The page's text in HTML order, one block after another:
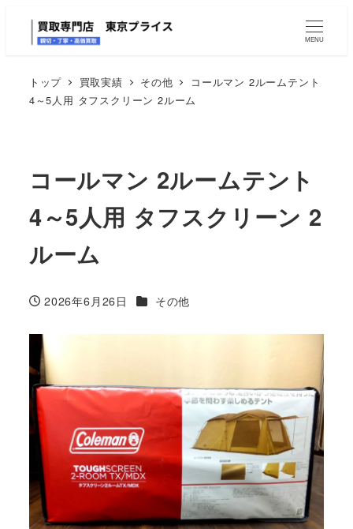
MENU
トップ 買取実績 その他
コールマン 2ルームテント
4～5人用 タフスクリーン 2ルーム
コールマン 2ルームテント
4～5人用 タフスクリーン 2
ルーム
投稿日
2026年6月26日 カテゴリー
その他